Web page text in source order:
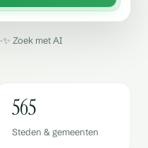
·✨ Zoek met AI
565
Steden & gemeenten